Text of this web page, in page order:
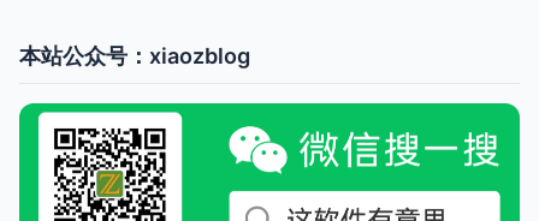
本站公众号：xiaozblog